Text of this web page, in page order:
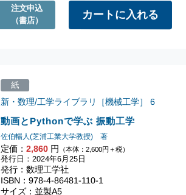
注文申込
（書店）
動画とPythonで学ぶ 振動工学
新・数理/工学ライブラリ［機械工学］ 6
佐伯暢人(芝浦工業大学教授) 著
定価： 2,860円 （本体：2,600円＋税）
紙
発行日：2024年6月25日
発行：数理工学社
ISBN：978-4-86481-110-1
サイズ：並製A5